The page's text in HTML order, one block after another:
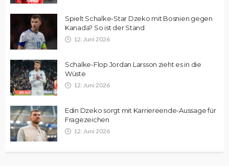
Spielt Schalke-Star Dzeko mit Bosnien gegen
Kanada? So ist der Stand
12. Juni 2026
Schalke-Flop Jordan Larsson zieht es in die
Wüste
12. Juni 2026
Edin Dzeko sorgt mit Karriereende-Aussage für
Fragezeichen
12. Juni 2026